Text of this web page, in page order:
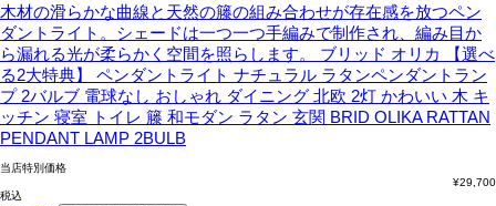
木材の滑らかな曲線と天然の籐の組み合わせが存在感を放つペン
ダントライト。シェードは一つ一つ手編みで制作され、編み目か
ら漏れる光が柔らかく空間を照らします。
ブリッド オリカ 【選べ
る2大特典】 ペンダントライト ナチュラル ラタンペンダントラン
プ 2バルブ 電球なし おしゃれ ダイニング 北欧 2灯 かわいい 木 キ
ッチン 寝室 トイレ 籐 和モダン ラタン 玄関 BRID OLIKA RATTAN
PENDANT LAMP 2BULB
当店特別価格
¥29,700
税込